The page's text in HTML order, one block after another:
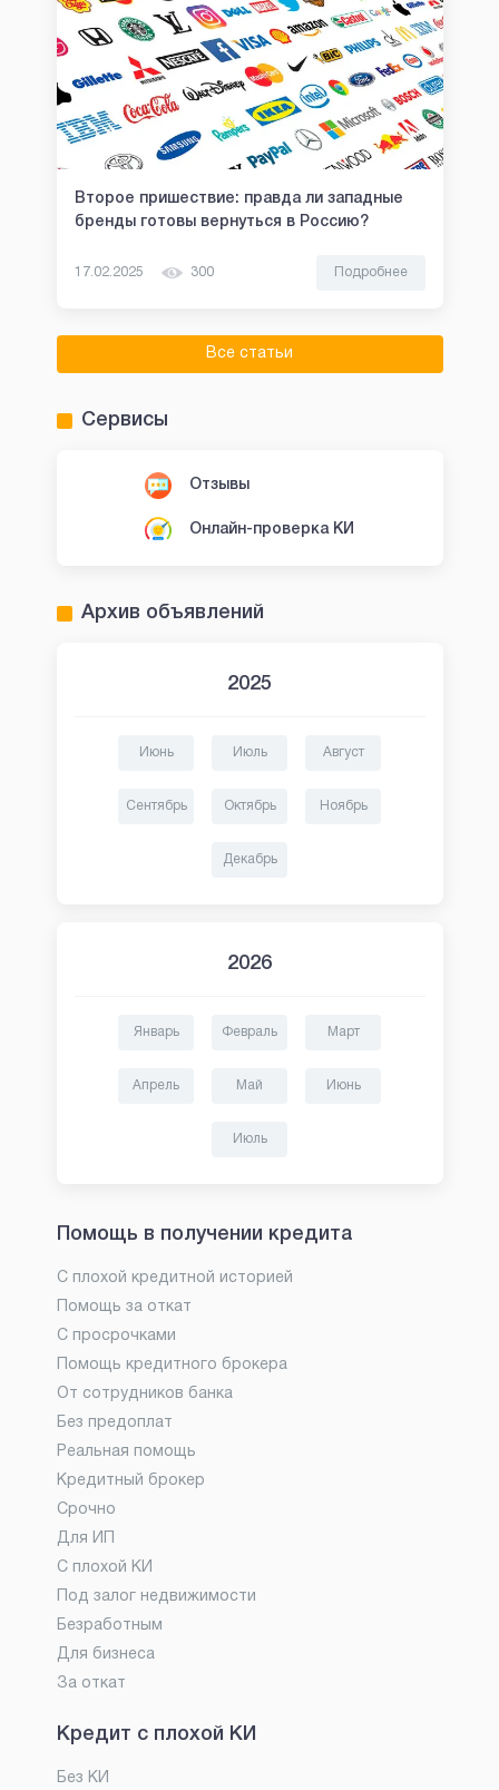
Второе пришествие: правда ли западные
бренды готовы вернуться в Россию?
17.02.2025 300 Подробнее
Все статьи
Сервисы
Отзывы
Онлайн-проверка КИ
Архив объявлений
2025
Июнь Июль Август
Сентябрь Октябрь Ноябрь
Декабрь
2026
Январь Февраль Март
Апрель Май Июнь
Июль
Помощь в получении кредита
С плохой кредитной историей
Помощь за откат
С просрочками
Помощь кредитного брокера
От сотрудников банка
Без предоплат
Реальная помощь
Кредитный брокер
Срочно
Для ИП
С плохой КИ
Под залог недвижимости
Безработным
Для бизнеса
За откат
Кредит с плохой КИ
Без КИ